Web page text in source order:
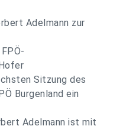
Adelmann zur
Sitzung des
Burgenland ein
Adelmann ist mit